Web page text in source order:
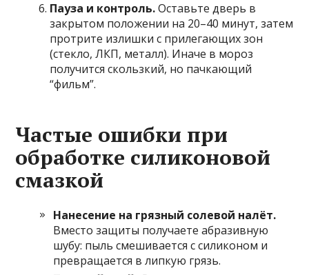
Пауза и контроль.Оставьте дверь в
закрытом положении на 20–40 минут, затем
протрите излишки с прилегающих зон
(стекло, ЛКП, металл). Иначе в мороз
получится скользкий, но пачкающий
“фильм”.
Частые ошибки при
обработке силиконовой
смазкой
Нанесение на грязный солевой налёт.
Вместо защиты получаете абразивную
шубу: пыль смешивается с силиконом и
превращается в липкую грязь.